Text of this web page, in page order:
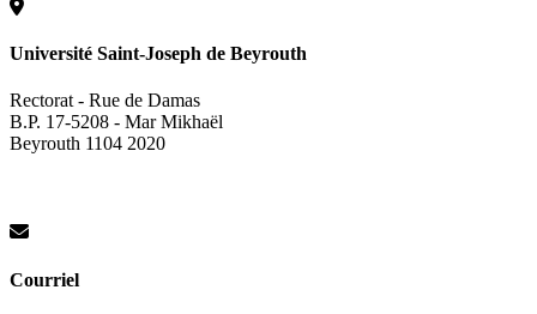
Université Saint-Joseph de Beyrouth
Rectorat - Rue de Damas
B.P. 17-5208 - Mar Mikhaël
Beyrouth 1104 2020
Courriel